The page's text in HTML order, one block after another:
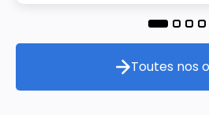
Toutes nos